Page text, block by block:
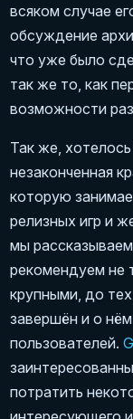
всяком случае
обсуждение
что уже было
так же то, как
возможности
Так же,
незаконченная
которую
релизных игр и
мы
рекомендуем не
крупными, до
завершён и о
пользователей.
потратить